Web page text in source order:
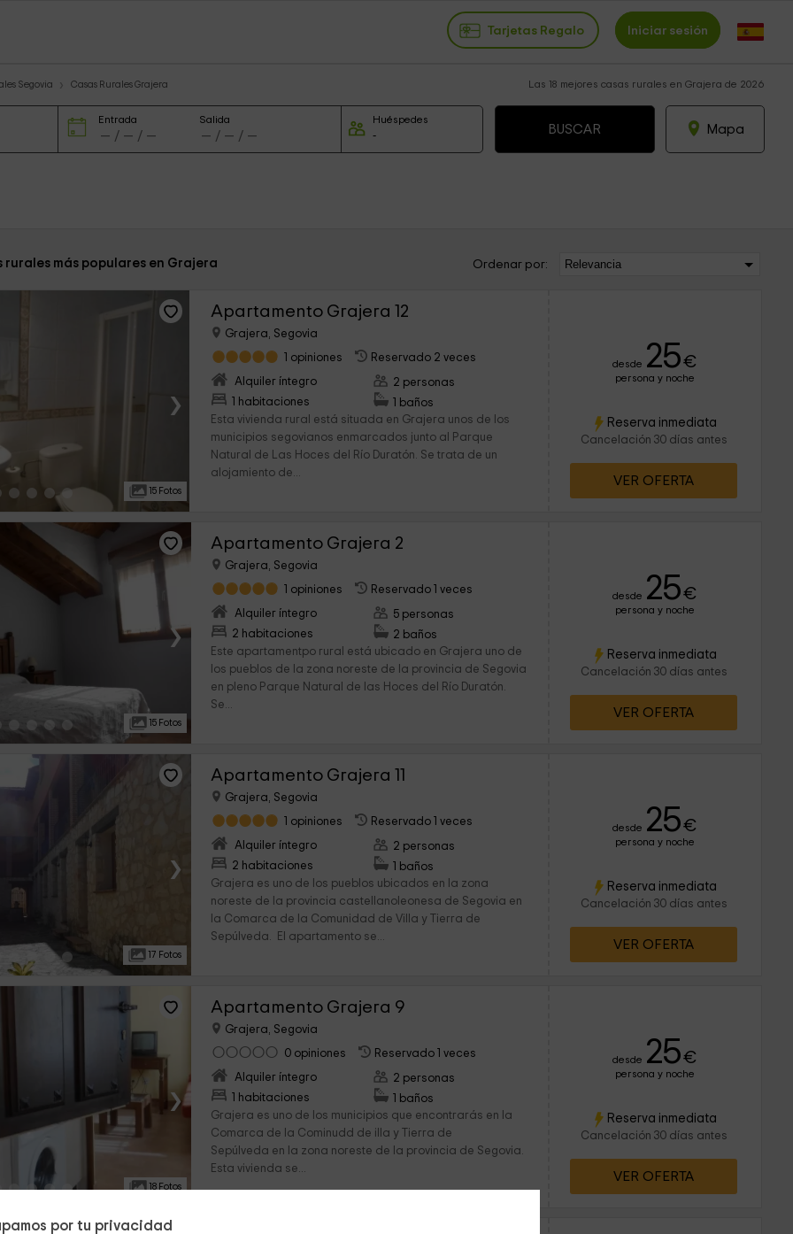
por tu privacidad
Tarjetas Regalo Iniciar sesión
Segovia Casas Rurales Grajera Las 18 mejores casas rurales en Grajera de 2026
Entrada Salida Huéspedes
Mapa
rurales más populares en Grajera Ordenar por:
›
15 Fotos
Apartamento Grajera 12
Grajera, Segovia
1 opiniones
Reservado 2 veces
Alquiler íntegro
1 habitaciones
2 personas
1 baños
Esta vivienda rural está situada en Grajera unos de los
municipios segovianos enmarcados junto al Parque
Natural de Las Hoces del Río Duratón. Se trata de un
alojamiento de...
desde 25€
persona y noche
Reserva inmediata
Cancelación 30 días antes
VER OFERTA
›
15 Fotos
Apartamento Grajera 2
Grajera, Segovia
1 opiniones
Reservado 1 veces
Alquiler íntegro
2 habitaciones
5 personas
2 baños
Este apartamentpo rural está ubicado en Grajera uno de
los pueblos de la zona noreste de la provincia de Segovia
en pleno Parque Natural de las Hoces del Río Duratón.
Se...
desde 25€
persona y noche
Reserva inmediata
Cancelación 30 días antes
VER OFERTA
›
17 Fotos
Apartamento Grajera 11
Grajera, Segovia
1 opiniones
Reservado 1 veces
Alquiler íntegro
2 habitaciones
2 personas
1 baños
Grajera es uno de los pueblos ubicados en la zona
noreste de la provincia castellanoleonesa de Segovia en
la Comarca de la Comunidad de Villa y Tierra de
Sepúlveda. El apartamento se...
desde 25€
persona y noche
Reserva inmediata
Cancelación 30 días antes
VER OFERTA
›
18 Fotos
Apartamento Grajera 9
Grajera, Segovia
0 opiniones
Reservado 1 veces
Alquiler íntegro
1 habitaciones
2 personas
1 baños
Grajera es uno de los municipios que encontrarás en la
Comarca de la Cominudd de illa y Tierra de
Sepúlveda en la zona noreste de la provincia de Segovia.
Esta vivienda se...
desde 25€
persona y noche
Reserva inmediata
Cancelación 30 días antes
VER OFERTA